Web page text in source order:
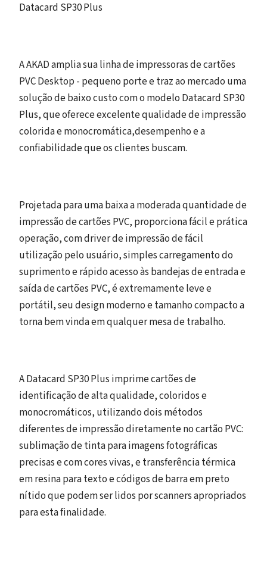
Datacard SP30 Plus
A AKAD amplia sua linha de impressoras de cartões
PVC Desktop - pequeno porte e traz ao mercado uma
solução de baixo custo com o modelo Datacard SP30
Plus, que oferece excelente qualidade de impressão
colorida e monocromática,desempenho e a
confiabilidade que os clientes buscam.
Projetada para uma baixa a moderada quantidade de
impressão de cartões PVC, proporciona fácil e prática
operação, com driver de impressão de fácil
utilização pelo usuário, simples carregamento do
suprimento e rápido acesso às bandejas de entrada e
saída de cartões PVC, é extremamente leve e
portátil, seu design moderno e tamanho compacto a
torna bem vinda em qualquer mesa de trabalho.
A Datacard SP30 Plus imprime cartões de
identificação de alta qualidade, coloridos e
monocromáticos, utilizando dois métodos
diferentes de impressão diretamente no cartão PVC:
sublimação de tinta para imagens fotográficas
precisas e com cores vivas, e transferência térmica
em resina para texto e códigos de barra em preto
nítido que podem ser lidos por scanners apropriados
para esta finalidade.